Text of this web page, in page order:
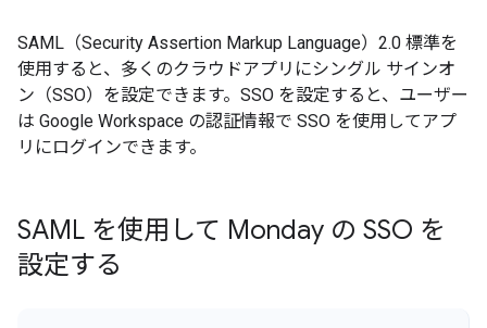
SAML（Security Assertion Markup Language）2.0 標準を
使用すると、多くのクラウドアプリにシングル サインオ
ン（SSO）を設定できます。SSO を設定すると、ユーザー
は Google Workspace の認証情報で SSO を使用してアプ
リにログインできます。
SAML を使用して Monday の SSO を
設定する